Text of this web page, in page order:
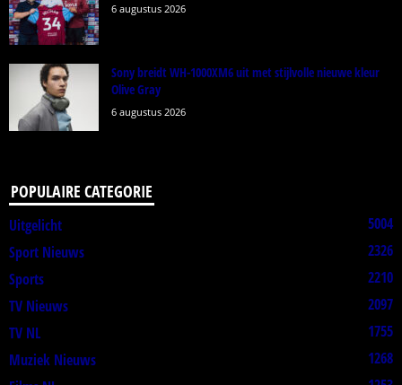
6 augustus 2026
Sony breidt WH-1000XM6 uit met stijlvolle nieuwe kleur
Olive Gray
6 augustus 2026
POPULAIRE CATEGORIE
Uitgelicht
5004
Sport Nieuws
2326
Sports
2210
TV Nieuws
2097
TV NL
1755
Muziek Nieuws
1268